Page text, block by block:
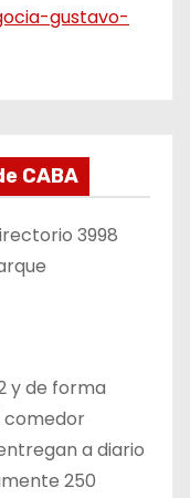
gustavo-
CABA
3998
y de forma
comedor
a diario
250